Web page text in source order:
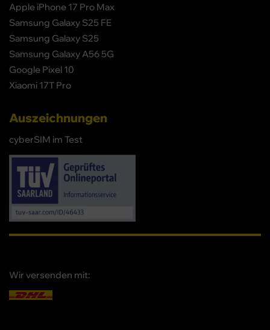
Apple iPhone 17 Pro Max
Samsung Galaxy S25 FE
Samsung Galaxy S25
Samsung Galaxy A56 5G
Google Pixel 10
Xiaomi 17T Pro
Auszeichnungen
cyberSIM im Test
Wir versenden mit: